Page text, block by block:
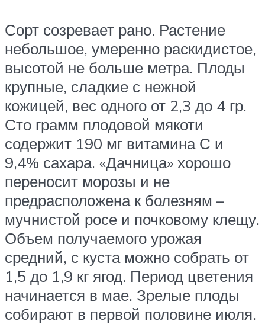
Сорт созревает рано. Растение
небольшое, умеренно раскидистое,
высотой не больше метра. Плоды
крупные, сладкие с нежной
кожицей, вес одного от 2,3 до 4 гр.
Сто грамм плодовой мякоти
содержит 190 мг витамина С и
9,4% сахара. «Дачница» хорошо
переносит морозы и не
предрасположена к болезням –
мучнистой росе и почковому клещу.
Объем получаемого урожая
средний, с куста можно собрать от
1,5 до 1,9 кг ягод. Период цветения
начинается в мае. Зрелые плоды
собирают в первой половине июля.